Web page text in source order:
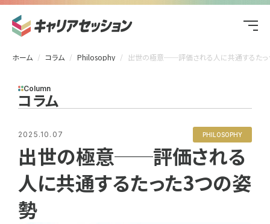
ホーム コラム Philosophy 出世の極意──評価される人に共通するたった3つの姿勢
Column
コラム
2025.10.07 PHILOSOPHY
出世の極意──評価される
人に共通するたった3つの姿
勢